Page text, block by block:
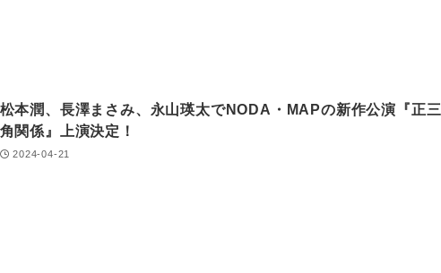
松本潤、長澤まさみ、永山瑛太でNODA・MAPの新作公演『正三
角関係』上演決定！
2024-04-21